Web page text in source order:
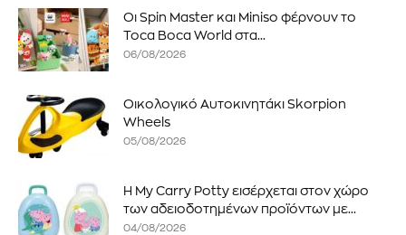
Οι Spin Master και Miniso φέρνουν το
Toca Boca World στα...
06/08/2026
Οικολογικό Αυτοκινητάκι Skorpion
Wheels
05/08/2026
Η My Carry Potty εισέρχεται στον χώρο
των αδειοδοτημένων προϊόντων με...
04/08/2026